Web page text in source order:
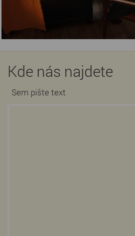
Kde nás najdete
Sem pište text